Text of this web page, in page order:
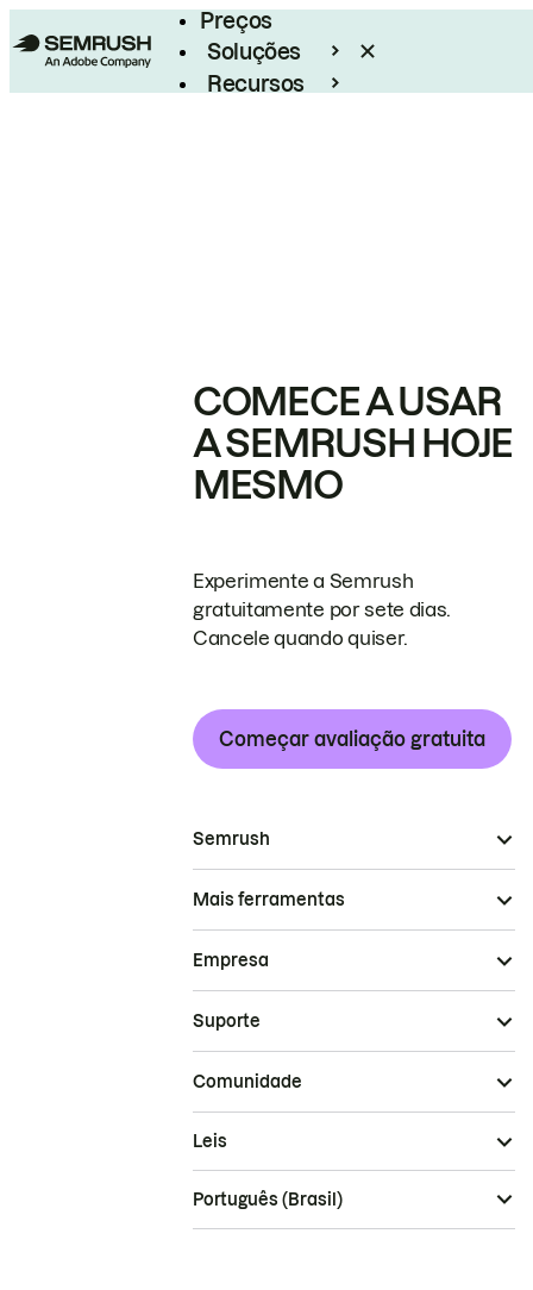
Preços
Soluções
Recursos
COMECE A USAR
A SEMRUSH HOJE
MESMO
Experimente a Semrush
gratuitamente por sete dias.
Cancele quando quiser.
Começar avaliação gratuita
Semrush
Mais ferramentas
Empresa
Suporte
Comunidade
Leis
Português (Brasil)